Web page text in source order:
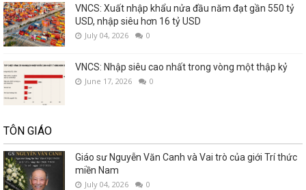
VNCS: Xuất nhập khẩu nửa đầu năm đạt gần 550 tỷ
USD, nhập siêu hơn 16 tỷ USD
July 04, 2026 0
VNCS: Nhập siêu cao nhất trong vòng một thập kỷ
June 17, 2026 0
TÔN GIÁO
Giáo sư Nguyễn Văn Canh và Vai trò của giới Trí thức
miền Nam
July 04, 2026 0